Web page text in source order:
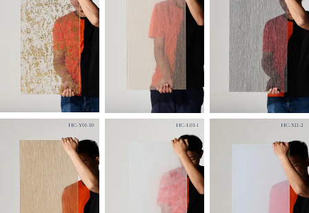
HC-Y01-10 HC-L03-1 HC-X11-2